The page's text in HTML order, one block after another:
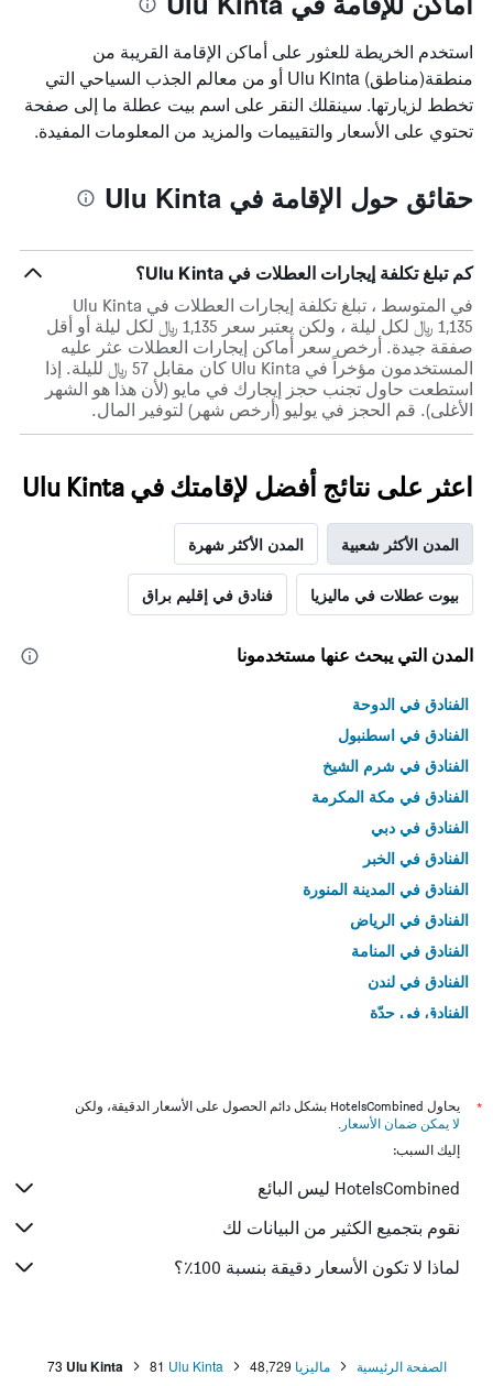
استخدم الخريطة للعثور على أماكن الإقامة القريبة من
منطقة(مناطق) Ulu Kinta أو من معالم الجذب السياحي التي
تخطط لزيارتها. سينقلك النقر على اسم بيت عطلة ما إلى صفحة
تحتوي على الأسعار والتقييمات والمزيد من المعلومات المفيدة.
حقائق حول الإقامة في Ulu Kinta
كم تبلغ تكلفة إيجارات العطلات في Ulu Kinta؟
في المتوسط ، تبلغ تكلفة إيجارات العطلات في Ulu Kinta
1,135 ﷼ لكل ليلة ، ولكن يعتبر سعر 1,135 ﷼ لكل ليلة أو أقل
صفقة جيدة. أرخص سعر أماكن إيجارات العطلات عثر عليه
المستخدمون مؤخراً في Ulu Kinta كان مقابل 57 ﷼ لليلة. إذا
استطعت حاول تجنب حجز إيجارك في مايو (لأن هذا هو الشهر
الأغلى). قم الحجز في يوليو (أرخص شهر) لتوفير المال.
اعثر على نتائج أفضل لإقامتك في Ulu Kinta
المدن الأكثر شعبية المدن الأكثر شهرة
بيوت عطلات في ماليزيا فنادق في إقليم براق
المدن التي يبحث عنها مستخدمونا
الفنادق في الدوحة
الفنادق في اسطنبول
الفنادق في شرم الشيخ
الفنادق في مكة المكرمة
الفنادق في دبي
الفنادق في الخبر
الفنادق في المدينة المنورة
الفنادق في الرياض
الفنادق في المنامة
الفنادق في لندن
الفنادق في جدّة
*
يحاول HotelsCombined بشكل دائم الحصول على الأسعار الدقيقة، ولكن
لا يمكن ضمان الأسعار .
إليك السبب:
HotelsCombined ليس البائع
نقوم بتجميع الكثير من البيانات لك
لماذا لا تكون الأسعار دقيقة بنسبة 100٪؟
الصفحة الرئيسية ماليزيا 48,729
Ulu Kinta
81
Ulu Kinta
73